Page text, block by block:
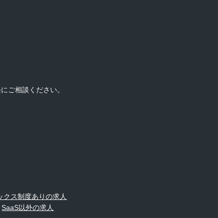
ご相談ください。
クス制度ありの求人
SaaS以外の求人